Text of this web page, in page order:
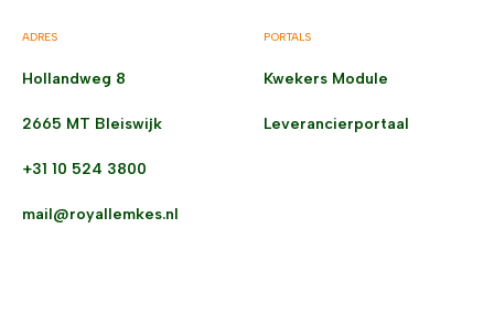
ADRES
Hollandweg 8
2665 MT Bleiswijk
+31 10 524 3800
mail@royallemkes.nl
PORTALS
Kwekers Module
Leverancierportaal